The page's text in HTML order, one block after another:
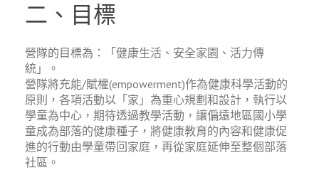
二、目標
營隊的目標為：「健康生活、安全家園、活力傳
統」。
營隊將充能/賦權(empowerment)作為健康科學活動的
原則，各項活動以「家」為重心規劃和設計，執行以
學童為中心，期待透過教學活動，讓偏遠地區國小學
童成為部落的健康種子，將健康教育的內容和健康促
進的行動由學童帶回家庭，再從家庭延伸至整個部落
社區。